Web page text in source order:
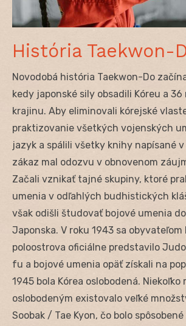
História Taekwon-
Novodobá história Taekwon-Do
kedy japonské sily obsadili Kóreu a 36
krajinu. Aby eliminovali kórejské
praktizovanie všetkých vojenských
jazyk a spálili všetky knihy napísané v
zákaz mal odozvu v obnovenom
Začali vznikať tajné skupiny, ktoré
umenia v odľahlých budhistických
však odišli študovať bojové umenia
Japonska. V roku 1943 sa obyvateľom
poloostrova oficiálne predstavilo
fu a bojové umenia opäť získali na
1945 bola Kórea oslobodená. Niekoľko
oslobodeným existovalo veľké
Soobak / Tae Kyon, čo bolo